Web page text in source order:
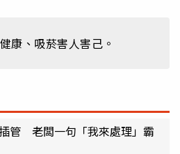
康、吸菸害人害己。
管 老闆一句「我來處理」霸